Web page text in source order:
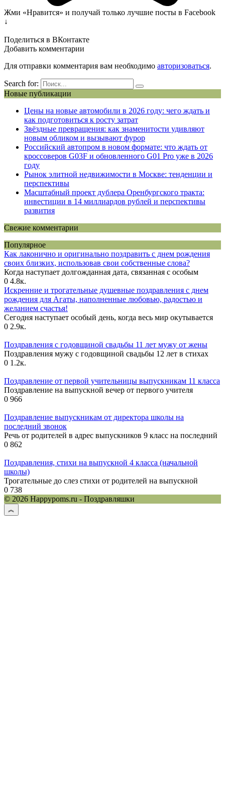
Жми «Нравится» и получай только лучшие посты в Facebook
↓
Поделиться в ВКонтакте
Добавить комментарии
Для отправки комментария вам необходимо авторизоваться.
Search for:
Новые публикации
Цены на новые автомобили в 2026 году: чего ждать и
как подготовиться к росту затрат
Звёздные превращения: как знаменитости удивляют
новым обликом и вызывают фурор
Российский автопром в новом формате: что ждать от
кроссоверов G03F и обновленного G01 Pro уже в 2026
году
Рынок элитной недвижимости в Москве: тенденции и
перспективы
Масштабный проект дублера Оренбургского тракта:
инвестиции в 14 миллиардов рублей и перспективы
развития
Свежие комментарии
Популярное
Как лаконично и оригинально поздравить с днем рождения
своих близких, использовав свои собственные слова?
Когда наступает долгожданная дата, связанная с особым
0 4.8к.
Искренние и трогательные душевные поздравления с днем
рождения для Агаты, наполненные любовью, радостью и
желанием счастья!
Сегодня наступает особый день, когда весь мир окутывается
0 2.9к.
Поздравления с годовщиной свадьбы 11 лет мужу от жены
Поздравления мужу с годовщиной свадьбы 12 лет в стихах
0 1.2к.
Поздравление от первой учительницы выпускникам 11 класса
Поздравление на выпускной вечер от первого учителя
0 966
Поздравление выпускникам от директора школы на
последний звонок
Речь от родителей в адрес выпускников 9 класс на последний
0 862
Поздравления, стихи на выпускной 4 класса (начальной
школы)
Трогательные до слез стихи от родителей на выпускной
0 738
© 2026 Happypoms.ru - Поздравляшки